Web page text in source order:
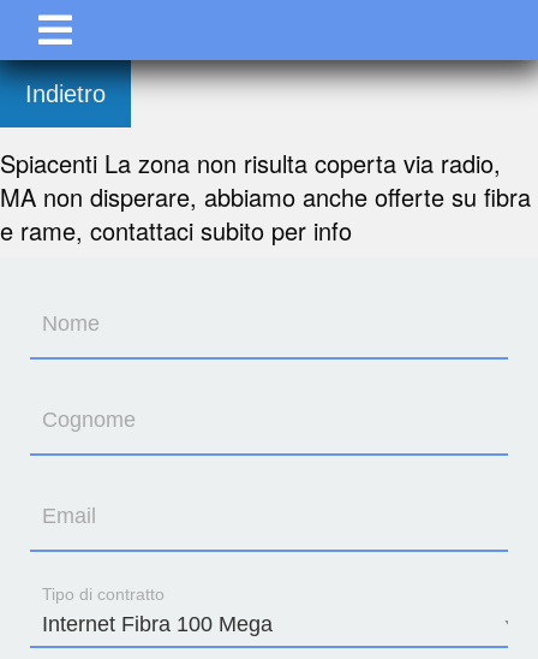
Indietro
Spiacenti La zona non risulta coperta via radio,
MA non disperare, abbiamo anche offerte su fibra
e rame, contattaci subito per info
Nome
Cognome
Email
Tipo di contratto